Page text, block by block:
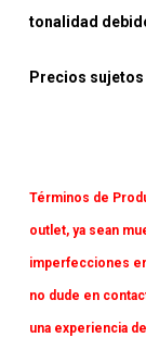
tonalidad
Precios
Términos de
outlet, ya sean
imperfecciones
no dude en
una experiencia